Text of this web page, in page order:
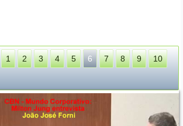
1 2 3 4 5 6 7 8 9
10